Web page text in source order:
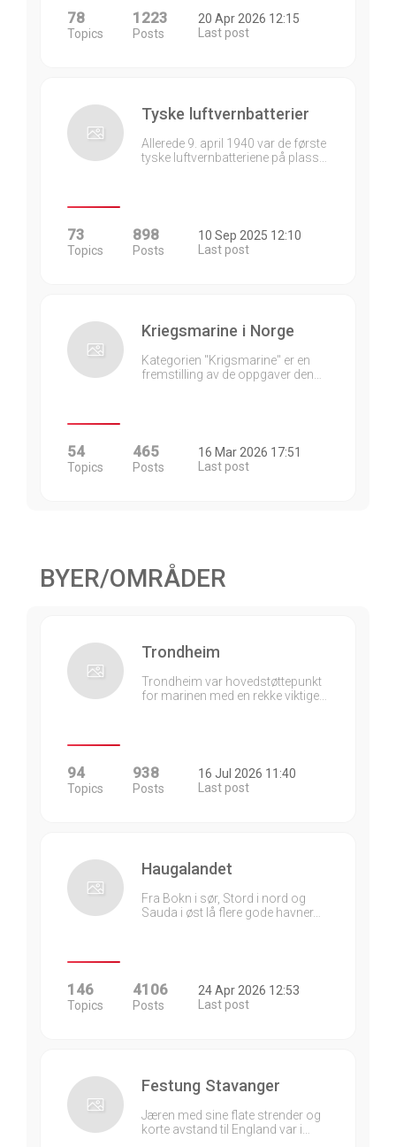
78
Topics
1223
Posts
20 Apr 2026 12:15
Last post
Tyske luftvernbatterier
Allerede 9. april 1940 var de første
tyske luftvernbatteriene på plass…
73
Topics
898
Posts
10 Sep 2025 12:10
Last post
Kriegsmarine i Norge
Kategorien "Krigsmarine" er en
fremstilling av de oppgaver den…
54
Topics
465
Posts
16 Mar 2026 17:51
Last post
BYER/OMRÅDER
Trondheim
Trondheim var hovedstøttepunkt
for marinen med en rekke viktige…
94
Topics
938
Posts
16 Jul 2026 11:40
Last post
Haugalandet
Fra Bokn i sør, Stord i nord og
Sauda i øst lå flere gode havner…
146
Topics
4106
Posts
24 Apr 2026 12:53
Last post
Festung Stavanger
Jæren med sine flate strender og
korte avstand til England var i…